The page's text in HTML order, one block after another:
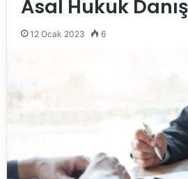
Asal Hukuk
12 Ocak 2023 6